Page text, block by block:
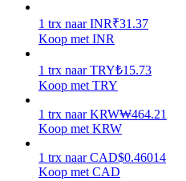
Verdien dagelijks
1 trx naar INR₹31.37
Koop met INR
1 trx naar TRY₺15.73
Koop met TRY
1 trx naar KRW₩464.21
Koop met KRW
1 trx naar CAD$0.46014
Koop met CAD